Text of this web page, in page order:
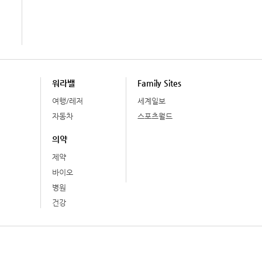
워라밸
여행/레저
자동차
의약
제약
바이오
병원
건강
Family Sites
세계일보
스포츠월드